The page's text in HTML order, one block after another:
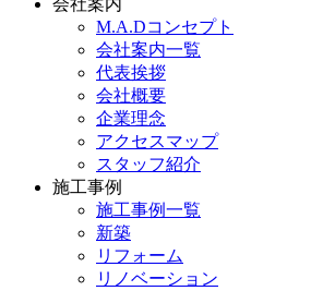
会社案内
M.A.Dコンセプト
会社案内一覧
代表挨拶
会社概要
企業理念
アクセスマップ
スタッフ紹介
施工事例
施工事例一覧
新築
リフォーム
リノベーション